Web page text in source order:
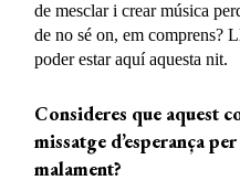
de mesclar i crear música
de no sé on, em comprens?
poder estar aquí aquesta nit.
Consideres que aquest
missatge d’esperança
malament?